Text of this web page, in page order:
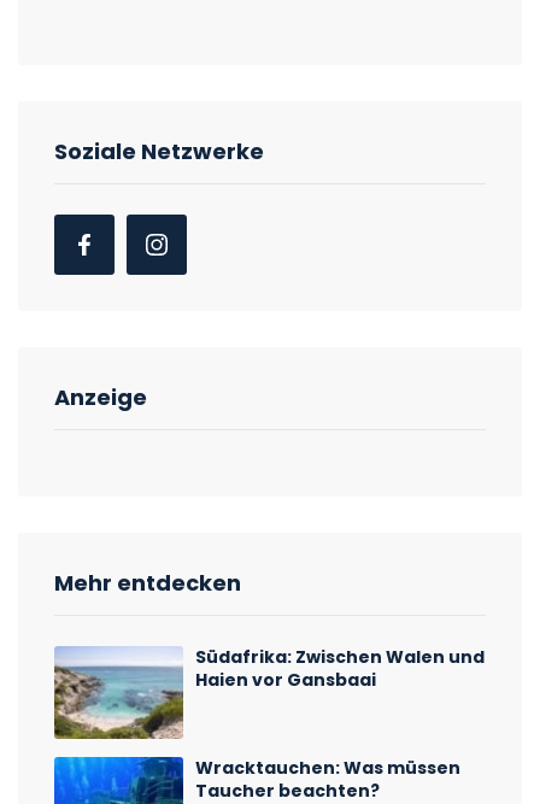
Soziale Netzwerke
Anzeige
Mehr entdecken
Südafrika: Zwischen Walen und
Haien vor Gansbaai
Wracktauchen: Was müssen
Taucher beachten?